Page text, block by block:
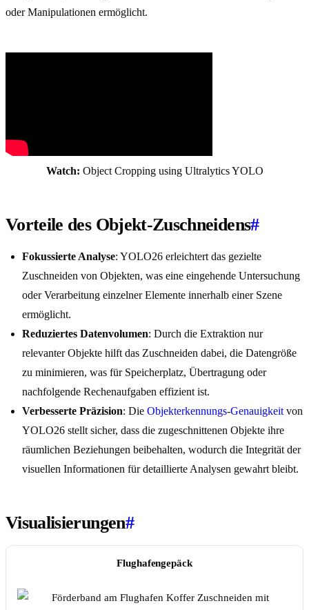
oder Manipulationen ermöglicht.
Watch: Object Cropping using Ultralytics YOLO
Vorteile des Objekt-Zuschneidens#
Fokussierte Analyse: YOLO26 erleichtert das gezielte
Zuschneiden von Objekten, was eine eingehende Untersuchung
oder Verarbeitung einzelner Elemente innerhalb einer Szene
ermöglicht.
Reduziertes Datenvolumen: Durch die Extraktion nur
relevanter Objekte hilft das Zuschneiden dabei, die Datengröße
zu minimieren, was für Speicherplatz, Übertragung oder
nachfolgende Rechenaufgaben effizient ist.
Verbesserte Präzision: Die Objekterkennungs-Genauigkeit von
YOLO26 stellt sicher, dass die zugeschnittenen Objekte ihre
räumlichen Beziehungen beibehalten, wodurch die Integrität der
visuellen Informationen für detaillierte Analysen gewahrt bleibt.
Visualisierungen#
Flughafengepäck